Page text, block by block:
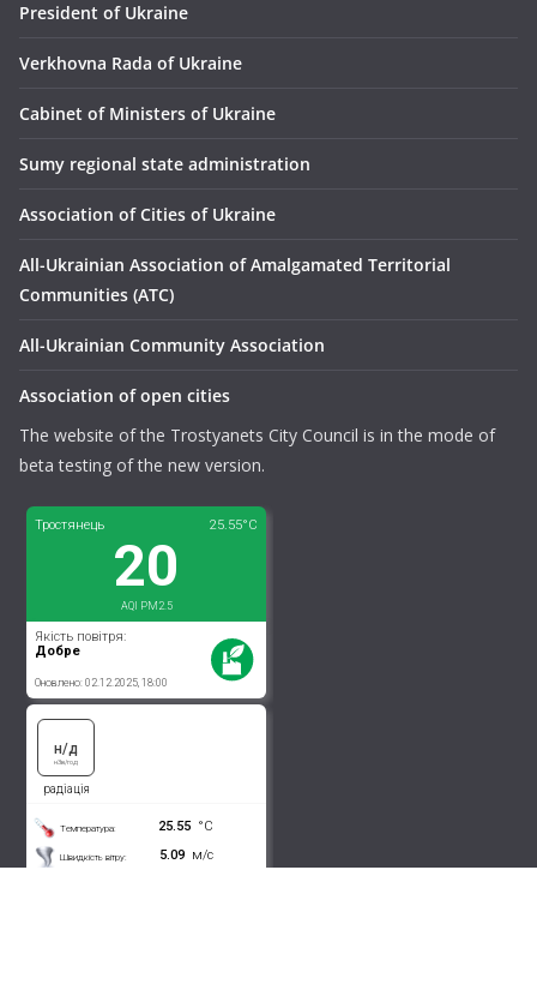
President of Ukraine
Verkhovna Rada of Ukraine
Сabinet of Ministers of Ukraine
Sumy regional state administration
Association of Cities of Ukraine
All-Ukrainian Association of Amalgamated Territorial
Communities (ATC)
All-Ukrainian Community Association
Association of open cities
The website of the Trostyanets City Council is in the mode of
beta testing of the new version.